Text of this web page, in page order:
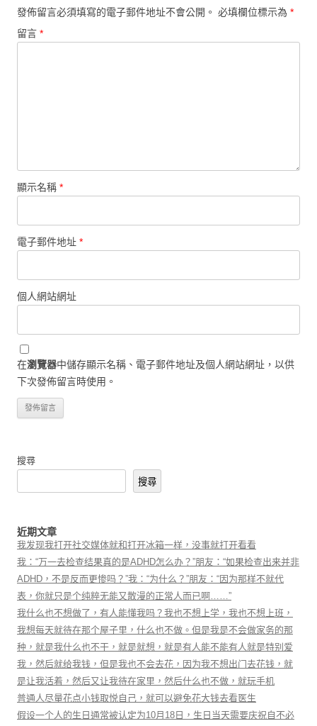
發佈留言必須填寫的電子郵件地址不會公開。 必填欄位標示為 *
留言 *
顯示名稱 *
電子郵件地址 *
個人網站網址
在瀏覽器中儲存顯示名稱、電子郵件地址及個人網站網址，以供
下次發佈留言時使用。
搜尋
搜尋
近期文章
我发现我打开社交媒体就和打开冰箱一样，没事就打开看看
我：“万一去检查结果真的是ADHD怎么办？”朋友：“如果检查出来并非
ADHD，不是反而更惨吗？”我：“为什么？”朋友：“因为那样不就代
表，你就只是个纯粹无能又散漫的正常人而已啊……”
我什么也不想做了，有人能懂我吗？我也不想上学，我也不想上班，
我想每天就待在那个屋子里，什么也不做。但是我是不会做家务的那
种，就是我什么也不干，就是就想，就是有人能不能有人就是特别爱
我，然后就给我钱，但是我也不会去花，因为我不想出门去花钱，就
是让我活着，然后又让我待在家里，然后什么也不做，就玩手机
普通人尽量花点小钱取悦自己，就可以避免花大钱去看医生
假设一个人的生日通常被认定为10月18日，生日当天需要庆祝自不必